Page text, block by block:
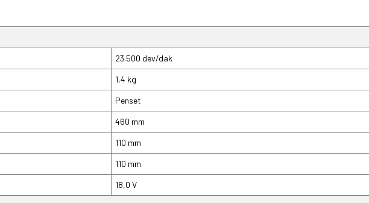
23.500 dev/dak
1,4 kg
Penset
460 mm
110 mm
110 mm
18,0 V